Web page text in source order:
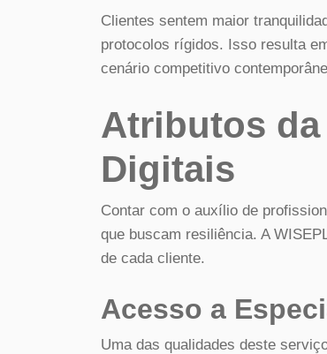
Clientes sentem maior
protocolos rígidos. Isso resulta
cenário competitivo
Atributos
Digitais
Contar com o auxílio de
que buscam resiliência. A
de cada cliente.
Acesso a
Uma das qualidades deste